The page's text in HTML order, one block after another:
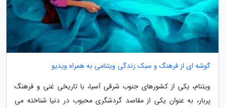
گوشه ای از فرهنگ و سبک زندگی ویتنامی به همراه ویدیو
ویتنام، یکی از کشورهای جنوب شرقی آسیا، با تاریخی غنی و فرهنگ
پربار، به عنوان یکی از مقاصد گردشگری محبوب در دنیا شناخته می